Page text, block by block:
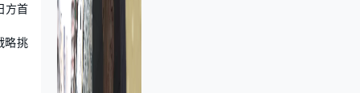
方首
略挑